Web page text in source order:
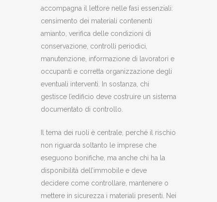
accompagna il lettore nelle fasi essenziali:
censimento dei materiali contenenti
amianto, verifica delle condizioni di
conservazione, controlli periodici,
manutenzione, informazione di lavoratori e
occupanti e corretta organizzazione degli
eventuali interventi. In sostanza, chi
gestisce l’edificio deve costruire un sistema
documentato di controllo.
Il tema dei ruoli è centrale, perché il rischio
non riguarda soltanto le imprese che
eseguono bonifiche, ma anche chi ha la
disponibilità dell’immobile e deve
decidere come controllare, mantenere o
mettere in sicurezza i materiali presenti. Nei